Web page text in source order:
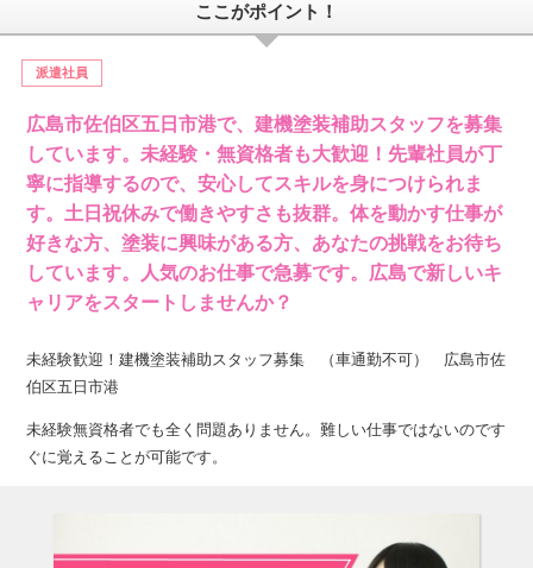
ここがポイント！
派遣社員
広島市佐伯区五日市港で、建機塗装補助スタッフを募集
しています。未経験・無資格者も大歓迎！先輩社員が丁
寧に指導するので、安心してスキルを身につけられま
す。土日祝休みで働きやすさも抜群。体を動かす仕事が
好きな方、塗装に興味がある方、あなたの挑戦をお待ち
しています。人気のお仕事で急募です。広島で新しいキ
ャリアをスタートしませんか？
未経験歓迎！建機塗装補助スタッフ募集 （車通勤不可） 広島市佐
伯区五日市港
未経験無資格者でも全く問題ありません。難しい仕事ではないのです
ぐに覚えることが可能です。